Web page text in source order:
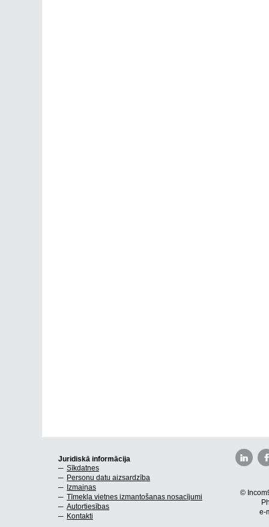
Juridiskā informācija
Sīkdatnes
Personu datu aizsardzība
Izmaiņas
Tīmekļa vietnes izmantošanas nosacījumi
Autortiesības
Kontakti
©
e-